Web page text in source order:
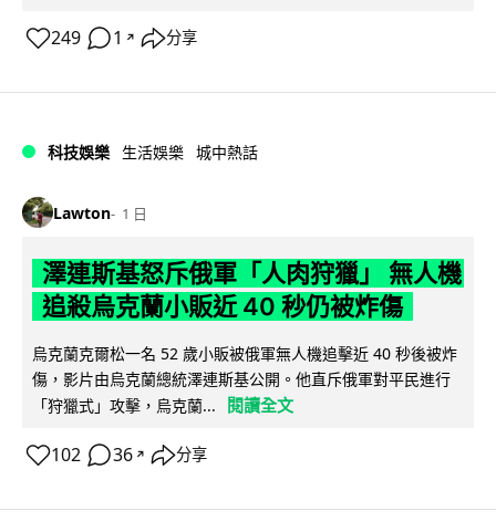
249 1 ↗ 分享
科技娛樂 生活娛樂 城中熱話
Lawton 1 日
澤連斯基怒斥俄軍「人肉狩獵」 無人機
追殺烏克蘭小販近 40 秒仍被炸傷
烏克蘭克爾松一名 52 歲小販被俄軍無人機追擊近 40 秒後被炸
傷，影片由烏克蘭總統澤連斯基公開。他直斥俄軍對平民進行
「狩獵式」攻擊，烏克蘭...
閱讀全文
102 36 ↗ 分享